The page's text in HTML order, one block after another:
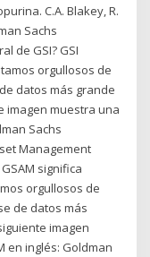
C.A. Blakey, R.
Sachs
de GSI? GSI
orgullosos de
datos más grande
imagen muestra una
Sachs
Management
significa
orgullosos de
de datos más
imagen
en inglés: Goldman